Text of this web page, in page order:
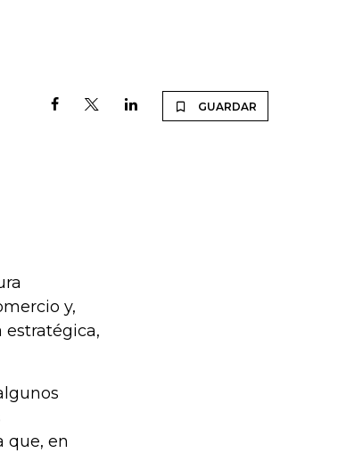
GUARDAR
y,
estratégica,
que, en